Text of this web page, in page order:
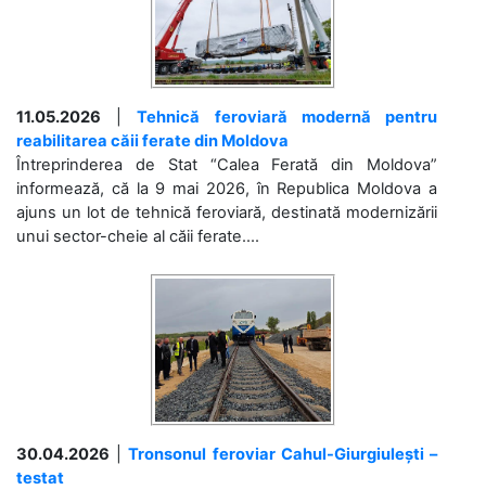
11.05.2026 |Tehnică feroviară modernă pentru
reabilitarea căii ferate din Moldova
Întreprinderea de Stat “Calea Ferată din Moldova”
informează, că la 9 mai 2026, în Republica Moldova a
ajuns un lot de tehnică feroviară, destinată modernizării
unui sector-cheie al căii ferate....
30.04.2026 |Tronsonul feroviar Cahul-Giurgiulești –
testat